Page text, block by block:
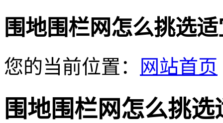
围地围栏网怎么挑选
您的当前位置： 网站首页
围地围栏网怎么挑